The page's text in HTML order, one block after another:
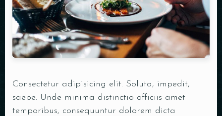
SALDOCHECK
Consectetur adipisicing elit. Soluta, impedit,
saepe. Unde minima distinctio officiis amet
temporibus, consequuntur dolorem dicta